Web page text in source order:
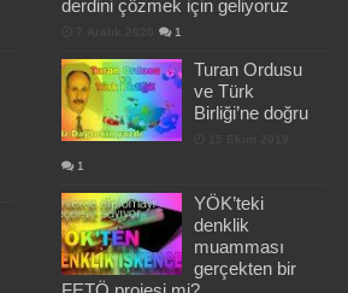
derdini çözmek için geliyoruz
1
Turan Ordusu
ve Türk
Birliği’ne doğru
1
YÖK’teki
denklik
muamması
gerçekten bir